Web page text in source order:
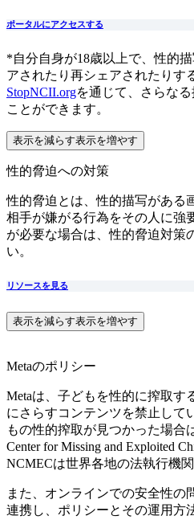
ポータルにアクセスする
*自分自身が18歳以上で、性的
アされたり再シェアされたりす
StopNCII.orgを通じて、さらな
ことができます。
表示を減らす表示を増やす
性的脅迫への対策
性的脅迫とは、性的描写がある
相手が嫌がる行為をその人に強
が必要な場合は、性的脅迫対策
い。
リソースを見る
表示を減らす表示を増やす
Metaのポリシー
Metaは、子どもを性的に搾取す
にさらすコンテンツを禁止して
もの性的搾取が見つかった場合
Center for Missing and Exploited
NCMECは世界各地の法執行機
また、オンラインでの安全性の
連携し、ポリシーとその運用方